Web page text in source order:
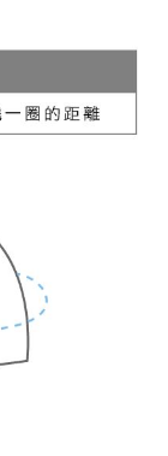
直營門市／銀行轉
將買賣／分期付款
款。
商店將以您的個人
集、處理及利用，
更正。
userRule